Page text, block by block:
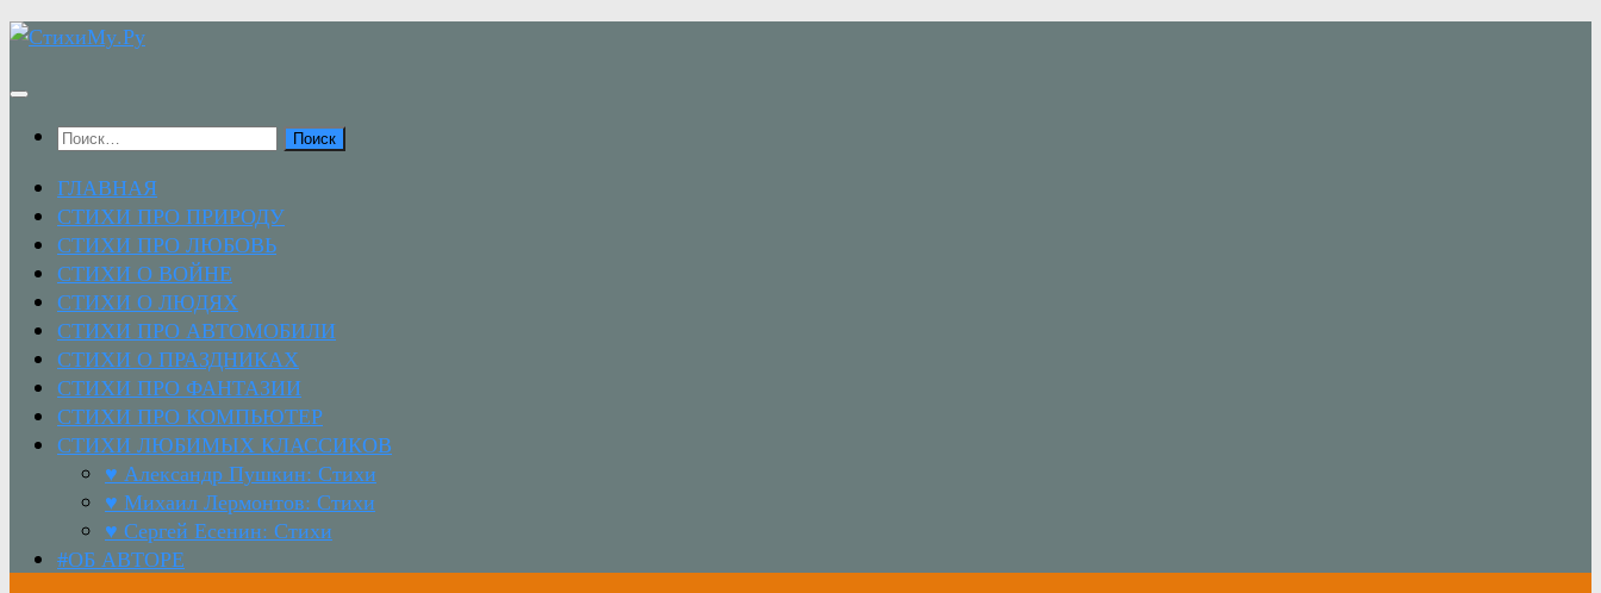
Перейти
содержимому
Найти:
ГЛАВНАЯ
СТИХИ ПРО ПРИРОДУ
СТИХИ ПРО ЛЮБОВЬ
СТИХИ О ВОЙНЕ
СТИХИ О ЛЮДЯХ
СТИХИ ПРО АВТОМОБИЛИ
СТИХИ О ПРАЗДНИКАХ
СТИХИ ПРО ФАНТАЗИИ
СТИХИ ПРО КОМПЬЮТЕР
СТИХИ ЛЮБИМЫХ КЛАССИКОВ
♥ Александр Пушкин: Стихи
♥ Михаил Лермонтов: Стихи
♥ Сергей Есенин: Стихи
#ОБ АВТОРЕ